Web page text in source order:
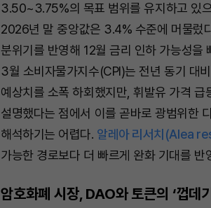
3.50~3.75%의 목표 범위를 유지하고 있
2026년 말 중앙값은 3.4% 수준에 머물렀
분위기를 반영해 12월 금리 인하 가능성을
3월 소비자물가지수(CPI)는 전년 동기 대
예상치를 소폭 하회했지만, 휘발유 가격 급
설명했다는 점에서 이를 곧바로 광범위한
해석하기는 어렵다. 알레아 리서치(Alea
가능한 경로보다 더 빠르게 완화 기대를 반
암호화폐 시장, DAO와 토큰의 ‘껍데